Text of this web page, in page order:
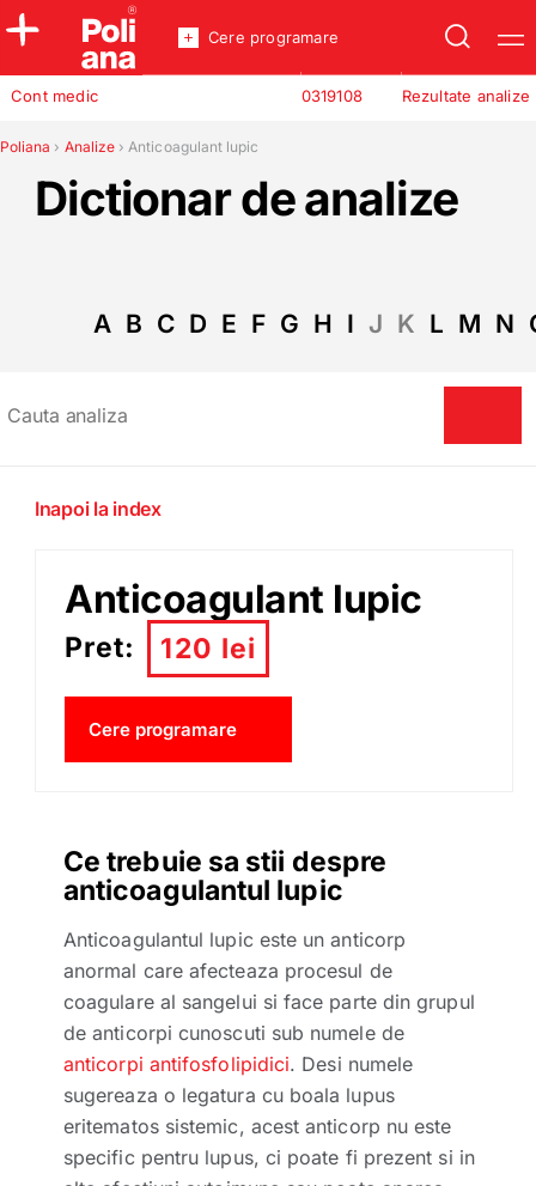
Policlinica
Incredere
Cont medic Rezultate analize
0319108
Cere programare
Poliana › Analize ›Anticoagulant lupic
Dictionar de analize
A B C D E F G H I J K L M N
Inapoi la index
Anticoagulant lupic
Pret: 120 lei
Cere programare
Ce trebuie sa stii despre
anticoagulantul lupic
Anticoagulantul lupic este un anticorp
anormal care afecteaza procesul de
coagulare al sangelui si face parte din grupul
de anticorpi cunoscuti sub numele de
anticorpi antifosfolipidici. Desi numele
sugereaza o legatura cu boala lupus
eritematos sistemic, acest anticorp nu este
specific pentru lupus, ci poate fi prezent si in